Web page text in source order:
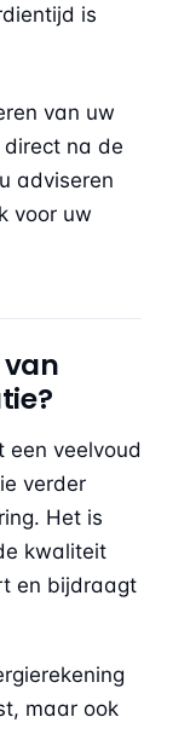
is
van uw
na de
adviseren
voor uw
een veelvoud
verder
Het is
kwaliteit
en bijdraagt
maar ook